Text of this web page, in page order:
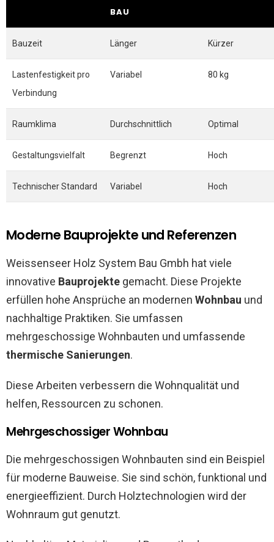
BAU
Bauzeit Länger Kürzer
Lastenfestigkeit pro
Verbindung
Variabel 80 kg
Raumklima Durchschnittlich Optimal
Gestaltungsvielfalt Begrenzt Hoch
Technischer Standard Variabel Hoch
Moderne Bauprojekte und Referenzen
Weissenseer Holz System Bau Gmbh hat viele
innovative Bauprojekte gemacht. Diese Projekte
erfüllen hohe Ansprüche an modernen Wohnbau und
nachhaltige Praktiken. Sie umfassen
mehrgeschossige Wohnbauten und umfassende
thermische Sanierungen.
Diese Arbeiten verbessern die Wohnqualität und
helfen, Ressourcen zu schonen.
Mehrgeschossiger Wohnbau
Die mehrgeschossigen Wohnbauten sind ein Beispiel
für moderne Bauweise. Sie sind schön, funktional und
energieeffizient. Durch Holztechnologien wird der
Wohnraum gut genutzt.